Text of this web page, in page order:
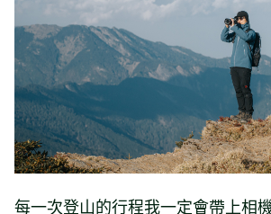
每一次登山的行程我一定會帶上相